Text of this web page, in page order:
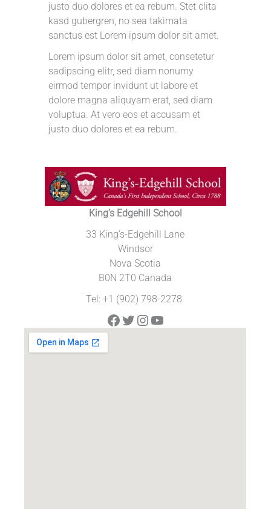
justo duo dolores et ea rebum. Stet clita
kasd gubergren, no sea takimata
sanctus est Lorem ipsum dolor sit amet.
Lorem ipsum dolor sit amet, consetetur
sadipscing elitr, sed diam nonumy
eirmod tempor invidunt ut labore et
dolore magna aliquyam erat, sed diam
voluptua. At vero eos et accusam et
justo duo dolores et ea rebum.
King’s Edgehill School
33 King’s-Edgehill Lane
Windsor
Nova Scotia
B0N 2T0 Canada
Tel: +1 (902) 798-2278
Facebook
Twitter
Instagram
YouTube